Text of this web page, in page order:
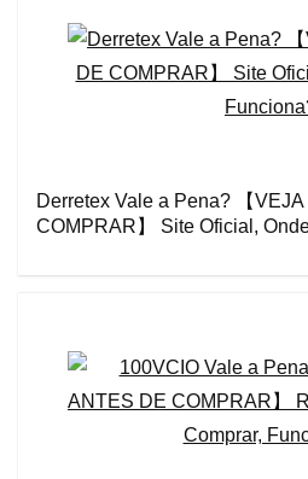
Derretex Vale a Pena? 【
COMPRAR】 Site Oficial,